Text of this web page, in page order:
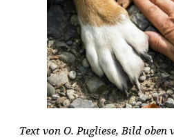
Text von O. Pugliese, Bild oben